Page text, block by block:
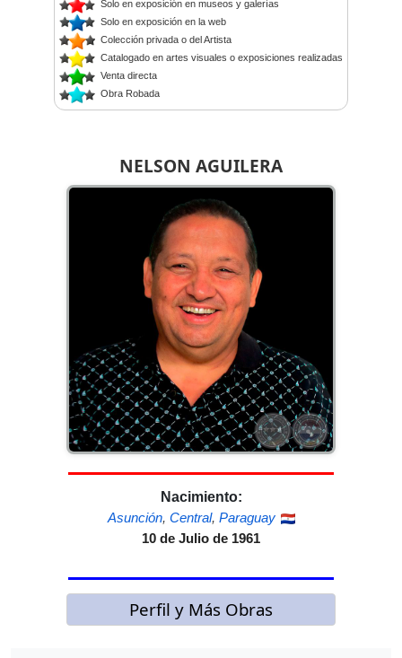
NELSON AGUILERA
Nacimiento:
Asunción, Central, Paraguay
10 de Julio de 1961
Perfil y Más Obras
Solo en exposición en museos y galerías
Solo en exposición en la web
Colección privada o del Artista
Catalogado en artes visuales o exposiciones realizadas
Venta directa
Obra Robada